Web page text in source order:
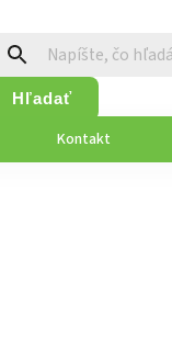
Hľadať
Kontakt